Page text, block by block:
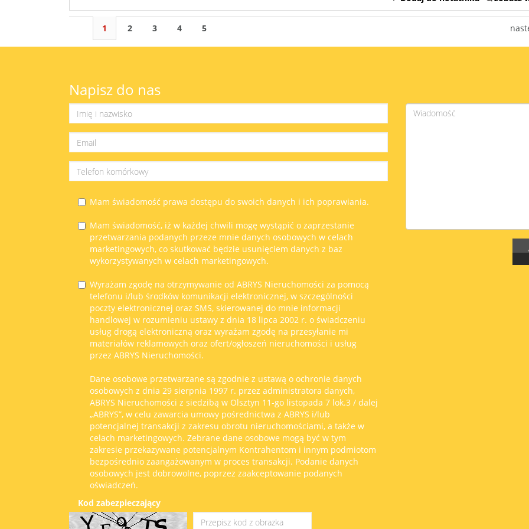
1 2 3 4 5
Napisz do nas
Mam świadomość prawa dostępu do swoich danych i ich poprawiania.
Mam świadomość, iż w każdej chwili mogę wystąpić o zaprzestanie
przetwarzania podanych przeze mnie danych osobowych w celach
marketingowych, co skutkować będzie usunięciem danych z baz
wykorzystywanych w celach marketingowych.
Wyrażam zgodę na otrzymywanie od ABRYS Nieruchomości za pomocą
telefonu i/lub środków komunikacji elektronicznej, w szczególności
poczty elektronicznej oraz SMS, skierowanej do mnie informacji
handlowej w rozumieniu ustawy z dnia 18 lipca 2002 r. o świadczeniu
usług drogą elektroniczną oraz wyrażam zgodę na przesyłanie mi
materiałów reklamowych oraz ofert/ogłoszeń nieruchomości i usług
przez ABRYS Nieruchomości.
Dane osobowe przetwarzane są zgodnie z ustawą o ochronie danych
osobowych z dnia 29 sierpnia 1997 r. przez administratora danych,
ABRYS Nieruchomości z siedzibą w Olsztyn 11-go listopada 7 lok.3 / dalej
„ABRYS”, w celu zawarcia umowy pośrednictwa z ABRYS i/lub
potencjalnej transakcji z zakresu obrotu nieruchomościami, a także w
celach marketingowych. Zebrane dane osobowe mogą być w tym
zakresie przekazywane potencjalnym Kontrahentom i innym podmiotom
bezpośrednio zaangażowanym w proces transakcji. Podanie danych
osobowych jest dobrowolne, poprzez zaakceptowanie podanych
oświadczeń.
Kod zabezpieczający